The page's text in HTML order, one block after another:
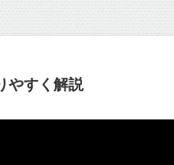
やすく解説